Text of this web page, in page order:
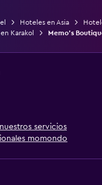
Hoteles en Asia
Karakol
Memo's
servicios
momondo